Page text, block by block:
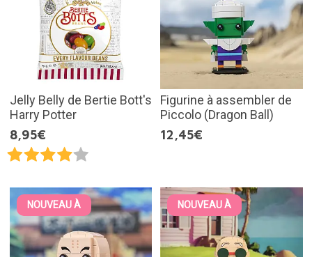
Jelly Belly de Bertie Bott's
Harry Potter
8,95€
Figurine à assembler de
Piccolo (Dragon Ball)
12,45€
NOUVEAU À NOUVEAU À